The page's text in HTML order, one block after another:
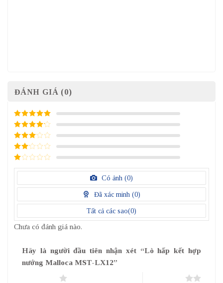
ĐÁNH GIÁ (0)
5/ 5 điểm
4/ 5
điểm
3/ 5
điểm
2/
điểm
1
điểm
Có ảnh (0)
Đã xác minh (0)
Tất cả các sao(0)
Chưa có đánh giá nào.
Hãy là người đầu tiên nhận xét “Lò hấp kết hợp
nướng Malloca MST-LX12”